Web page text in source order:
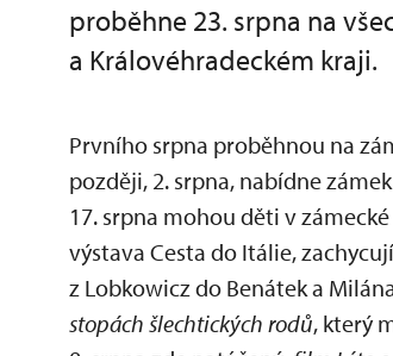
proběhne 23. srpna na
a Královéhradeckém kraji.
Prvního srpna proběhnou na
později, 2. srpna, nabídne
17. srpna mohou děti v
výstava Cesta do Itálie,
z Lobkowicz do Benátek a
stopách šlechtických rodů, který